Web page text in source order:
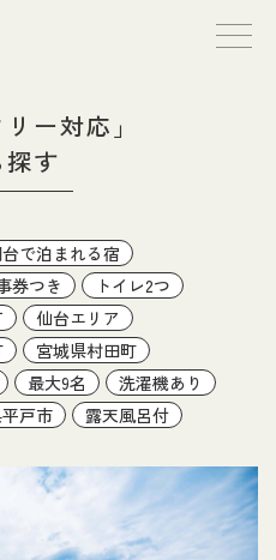
ー対応」
探す
で泊まれる宿
券つき
トイレ2つ
仙台エリア
宮城県村田町
最大9名
洗濯機あり
戸市
露天風呂付